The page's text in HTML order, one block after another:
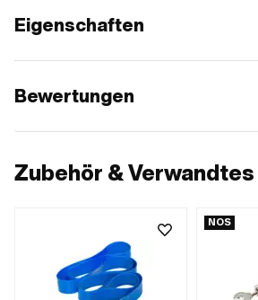
Eigenschaften
Bewertungen
Zubehör & Verwandtes
NOS